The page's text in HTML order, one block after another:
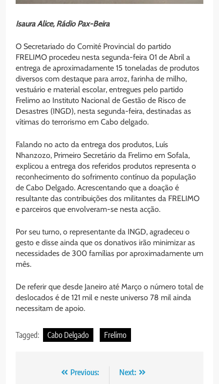
Isaura Alice, Rádio Pax-Beira
O Secretariado do Comité Provincial do partido
FRELIMO procedeu nesta segunda-feira 01 de Abril a
entrega de aproximadamente 15 toneladas de produtos
diversos com destaque para arroz, farinha de milho,
vestuário e material escolar, entregues pelo partido
Frelimo ao Instituto Nacional de Gestão de Risco de
Desastres (INGD), nesta segunda-feira, destinadas as
vítimas do terrorismo em Cabo delgado.
Falando no acto da entrega dos produtos, Luís
Nhanzozo, Primeiro Secretário da Frelimo em Sofala,
explicou a entrega dos referidos produtos representa o
reconhecimento do sofrimento contínuo da população
de Cabo Delgado. Acrescentando que a doação é
resultante das contribuições dos militantes da FRELIMO
e parceiros que envolveram-se nesta acção.
Por seu turno, o representante da INGD, agradeceu o
gesto e disse ainda que os donativos irão minimizar as
necessidades de 300 famílias por aproximadamente um
mês.
De referir que desde Janeiro até Março o número total de
deslocados é de 121 mil e neste universo 78 mil ainda
necessitam de apoio.
Tagged: Cabo Delgado Frelimo
Previous:
Next: